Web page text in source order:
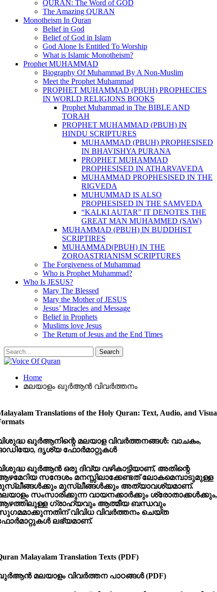
QURAN: The Word of GOD
The Amazing QURAN
Monotheism In Quran
Belief in God
Belief of God in Islam
God Alone Is Entitled To Worship
What is Islamic Monotheism?
Prophet MUHAMMAD
Biography Of Muhammad By A Non-Muslim
Meet the Prophet Muhammad
PROPHET MUHAMMAD (PBUH) PROPHECIES
IN WORLD RELIGIONS BOOKS
Prophet Muhammad in The BIBLE AND
TORAH
PROPHET MUHAMMAD (PBUH) IN
HINDU SCRIPTURES
MUHAMMAD (PBUH) PROPHESISED
IN BHAVISHYA PURANA
PROPHET MUHAMMAD
PROPHESISED IN ATHARVAVEDA
MUHAMMAD PROPHESISED IN THE
RIGVEDA
MUHUMMAD IS ALSO
PROPHESISED IN THE SAMVEDA
“KALKI AUTAR” IT DENOTES THE
GREAT MAN MUHAMMED (SAW)
MUHAMMAD (PBUH) IN BUDDHIST
SCRIPTIRES
MUHAMMAD(PBUH) IN THE
ZOROASTRIANISM SCRIPTURES
The Forgiveness of Muhammad
Who is Prophet Muhammad?
Who Is JESUS?
Mary The Blessed
Mary the Mother of JESUS
Jesus’ Miracles and Message
Belief in Prophets
Muslims love Jesus
The Return of Jesus and the End Times
Home
മലയാളം ഖുർആൻ വിവർത്തനം
Translations of the Holy Quran: Text, Audio, and
ഖുർആനിന്റെ മലയാള വിവർത്തനങ്ങൾ: വാചകം,
ദൃശ്യ ഫോർമാറ്റുകൾ
ഖുർആൻ ഒരു ദിവ്യ വഴികാട്ടിയാണ്, അതിന്റെ
സന്ദേശം മനസ്സിലാക്കേണ്ടത് ലോകമെമ്പാടുമുള്ള
മുസ്ലീങ്ങൾക്കും അത്യാവശ്യമാണ്.
സംസാരിക്കുന്ന വായനക്കാർക്കും ശ്രോതാക്കൾക്കും,
ഗ്രാഹ്യവും ആത്മീയ ബന്ധവും
വിവിധ വിവർത്തനം ചെയ്ത
ലഭ്യമാണ്.
Malayalam Translation Texts (PDF)
മലയാളം വിവർത്തന പാഠങ്ങൾ (PDF)